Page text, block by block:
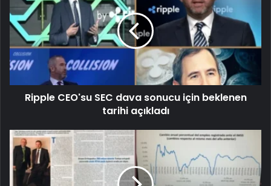
Ripple CEO'su SEC dava sonucu için beklenen
tarihi açıkladı